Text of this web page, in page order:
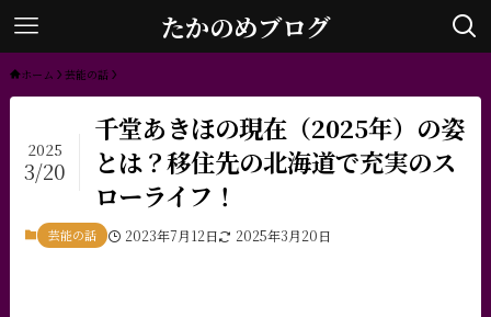
たかのめブログ
ホーム 芸能の話
千堂あきほの現在（2025年）の姿
とは？移住先の北海道で充実のス
ローライフ！
2025
3/20
芸能の話 2023年7月12日 2025年3月20日